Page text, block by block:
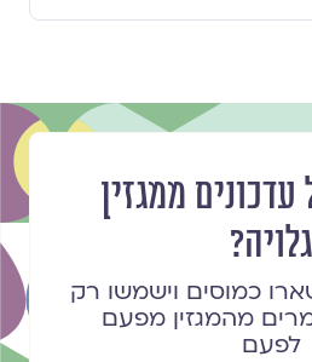
ממגזין
גלויה?
כמוסים וישמשו רק
מהמגזין מפעם
לפעם